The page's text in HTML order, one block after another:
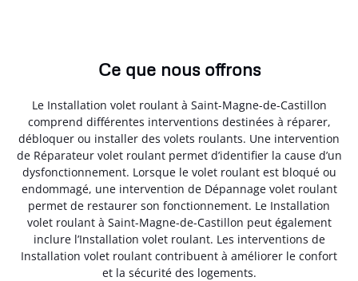
Ce que nous offrons
Le Installation volet roulant à Saint-Magne-de-Castillon
comprend différentes interventions destinées à réparer,
débloquer ou installer des volets roulants. Une intervention
de Réparateur volet roulant permet d’identifier la cause d’un
dysfonctionnement. Lorsque le volet roulant est bloqué ou
endommagé, une intervention de Dépannage volet roulant
permet de restaurer son fonctionnement. Le Installation
volet roulant à Saint-Magne-de-Castillon peut également
inclure l’Installation volet roulant. Les interventions de
Installation volet roulant contribuent à améliorer le confort
et la sécurité des logements.